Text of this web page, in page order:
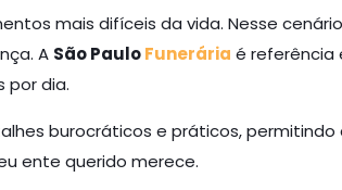
mais difíceis da vida. Nesse
A São PauloFunerária é referência
por dia.
burocráticos e práticos,
ente querido merece.